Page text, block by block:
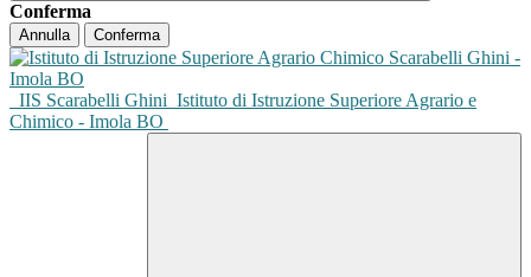
Conferma
Annulla Conferma
IIS Scarabelli Ghini Istituto di Istruzione Superiore Agrario e
Chimico - Imola BO